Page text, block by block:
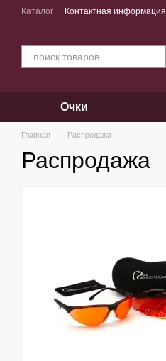
Перейти к основному контенту
Каталог Контактная информация
Очки
Главная Распродажа
Распродажа